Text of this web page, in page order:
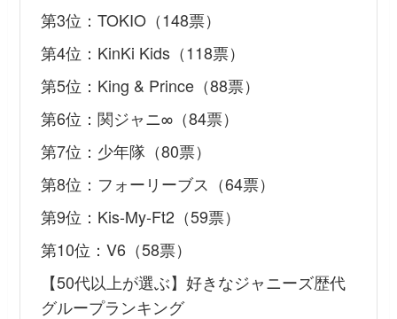
第3位：TOKIO（148票）
第4位：KinKi Kids（118票）
第5位：King & Prince（88票）
第6位：関ジャニ∞（84票）
第7位：少年隊（80票）
第8位：フォーリーブス（64票）
第9位：Kis-My-Ft2（59票）
第10位：V6（58票）
【50代以上が選ぶ】好きなジャニーズ歴代
グループランキング